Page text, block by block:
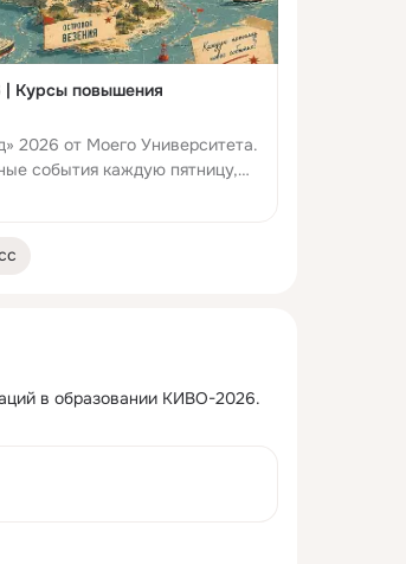
| Курсы повышения
2026 от Моего Университета.
события каждую пятницу,
в образовании КИВО-2026.